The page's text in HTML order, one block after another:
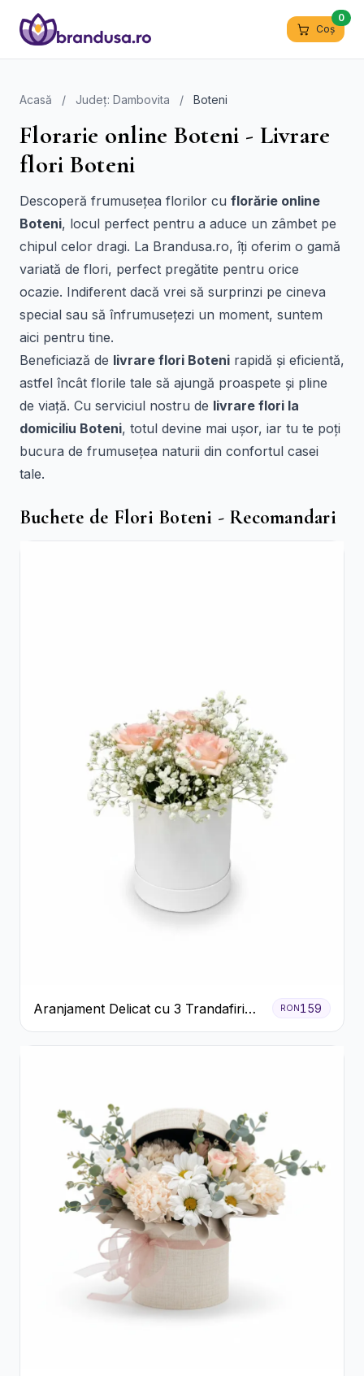
Coș
0
Acasă / Județ: Dambovita / Boteni
Florarie online Boteni - Livrare
flori Boteni
Descoperă frumusețea florilor cu florărie online
Boteni, locul perfect pentru a aduce un zâmbet pe
chipul celor dragi. La Brandusa.ro, îți oferim o gamă
variată de flori, perfect pregătite pentru orice
ocazie. Indiferent dacă vrei să surprinzi pe cineva
special sau să înfrumusețezi un moment, suntem
aici pentru tine.
Beneficiază de livrare flori Boteni rapidă și eficientă,
astfel încât florile tale să ajungă proaspete și pline
de viață. Cu serviciul nostru de livrare flori la
domiciliu Boteni, totul devine mai ușor, iar tu te poți
bucura de frumusețea naturii din confortul casei
tale.
Buchete de Flori Boteni - Recomandari
Aranjament Delicat cu 3 Trandafiri
Roz în Cutie Albă
RON159